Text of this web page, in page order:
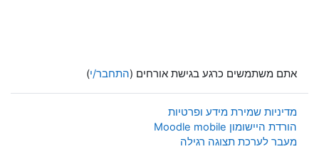
אתם משתמשים כרגע בגישת אורחים (התחבר/י)
מדיניות שמירת מידע ופרטיות
הורדת היישומון Moodle mobile
מעבר לערכת תצוגה רגילה